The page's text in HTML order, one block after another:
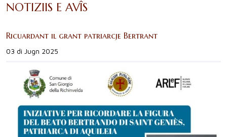
NOTIZIIS E AVÎS
Ricuardant il grant patriarcje Bertrant
03 di Jugn 2025